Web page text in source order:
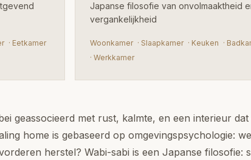
· Eetkamer
Japanse filosofie van onvolmaaktheid
vergankelijkheid
Woonkamer · Slaapkamer · Keuken ·
· Werkkamer
geassocieerd met rust, kalmte, en een interieur dat
home is gebaseerd op omgevingspsychologie:
herstel? Wabi-sabi is een Japanse filosofie: